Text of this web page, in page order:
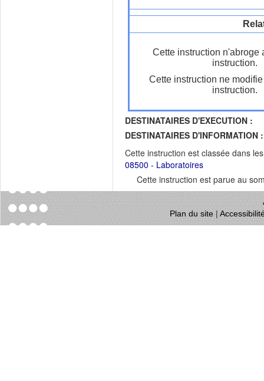
Cette instruction n'abroge
instruction.
Cette instruction ne
instruction.
DESTINATAIRES D'EXECUTION :
DESTINATAIRES D'INFORMATION :
Cette instruction est classée dans
08500 - Laboratoires
Cette instruction est parue au
Plan du site|